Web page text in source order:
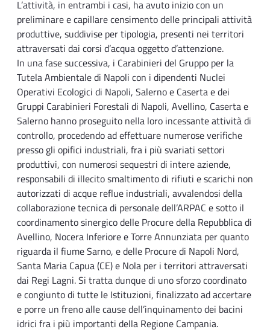
L’attività, in entrambi i casi, ha avuto inizio con un
preliminare e capillare censimento delle principali attività
produttive, suddivise per tipologia, presenti nei territori
attraversati dai corsi d’acqua oggetto d’attenzione.
In una fase successiva, i Carabinieri del Gruppo per la
Tutela Ambientale di Napoli con i dipendenti Nuclei
Operativi Ecologici di Napoli, Salerno e Caserta e dei
Gruppi Carabinieri Forestali di Napoli, Avellino, Caserta e
Salerno hanno proseguito nella loro incessante attività di
controllo, procedendo ad effettuare numerose verifiche
presso gli opifici industriali, fra i più svariati settori
produttivi, con numerosi sequestri di intere aziende,
responsabili di illecito smaltimento di rifiuti e scarichi non
autorizzati di acque reflue industriali, avvalendosi della
collaborazione tecnica di personale dell’ARPAC e sotto il
coordinamento sinergico delle Procure della Repubblica di
Avellino, Nocera Inferiore e Torre Annunziata per quanto
riguarda il fiume Sarno, e delle Procure di Napoli Nord,
Santa Maria Capua (CE) e Nola per i territori attraversati
dai Regi Lagni. Si tratta dunque di uno sforzo coordinato
e congiunto di tutte le Istituzioni, finalizzato ad accertare
e porre un freno alle cause dell’inquinamento dei bacini
idrici fra i più importanti della Regione Campania.